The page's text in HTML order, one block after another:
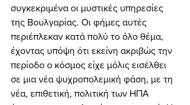
συγκεκριμένα οι μυστικές υπηρεσίες
της Βουλγαρίας. Οι φήμες αυτές
περιέπλεκαν κατά πολύ το όλο θέμα,
έχοντας υπόψη ότι εκείνη ακριβώς την
περίοδο ο κόσμος είχε μόλις εισέλθει
σε μια νέα ψυχροπολεμική φάση, με τη
νέα, επιθετική, πολιτική των ΗΠΑ